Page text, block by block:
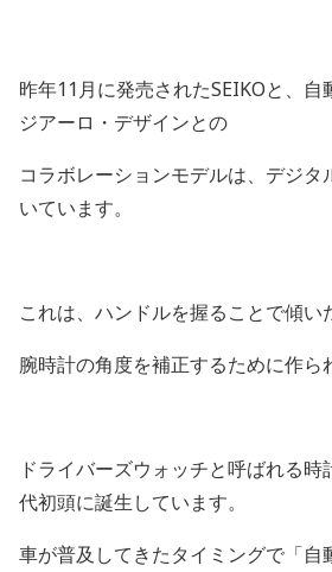
昨年11月に発売されたSEIKOと、自
ジアーロ・デザインとの
コラボレーションモデルは、デジタ
いています。
これは、ハンドルを握ることで傾い
腕時計の角度を補正するために作ら
ドライバーズウォッチと呼ばれる
代初頭に誕生しています。
車が普及してきたタイミングで「自